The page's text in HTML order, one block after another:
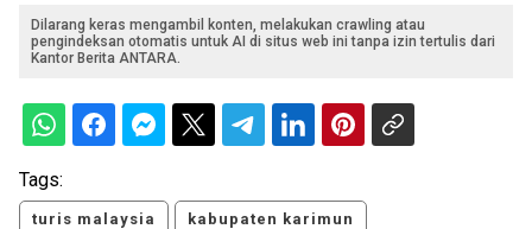
Dilarang keras mengambil konten, melakukan crawling atau
pengindeksan otomatis untuk AI di situs web ini tanpa izin tertulis dari
Kantor Berita ANTARA.
Tags:
turis malaysia kabupaten karimun